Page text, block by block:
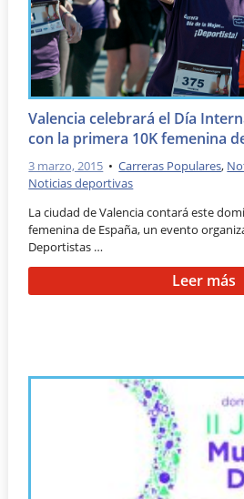
Valencia celebrará el Día
con la primera 10K femenina
3 marzo, 2015 •Carreras Populares,
Noticias deportivas
La ciudad de Valencia contará este
femenina de España, un evento
Deportistas …
Leer más